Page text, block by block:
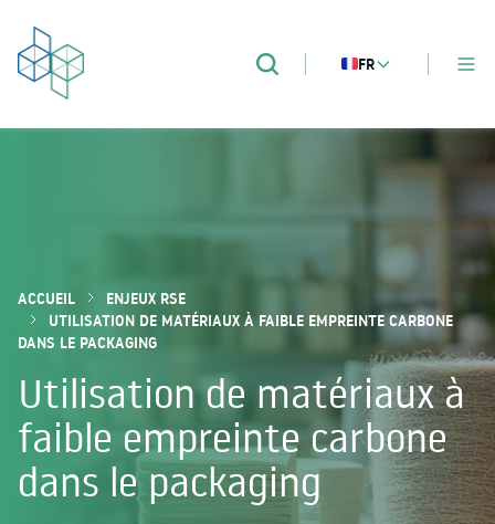
DEVPACK
FR MENU
ACCUEIL
ENJEUX RSE
UTILISATION DE MATÉRIAUX À FAIBLE EMPREINTE CARBONE
DANS LE PACKAGING
Utilisation de matériaux à
faible empreinte carbone
dans le packaging